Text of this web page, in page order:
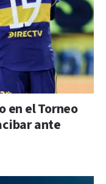
en el Torneo
ante